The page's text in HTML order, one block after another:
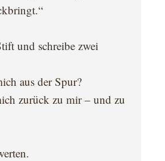
und schreibe zwei
aus der Spur?
zurück zu mir – und zu